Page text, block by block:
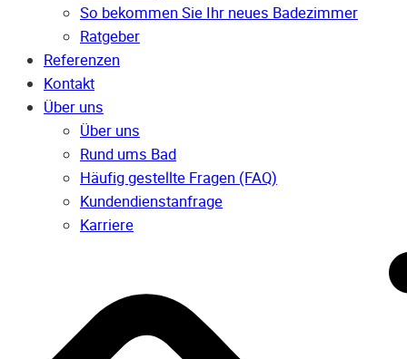
So bekommen Sie Ihr neues Badezimmer
Ratgeber
Referenzen
Kontakt
Über uns
Über uns
Rund ums Bad
Häufig gestellte Fragen (FAQ)
Kunden­dienst­anfrage
Karriere